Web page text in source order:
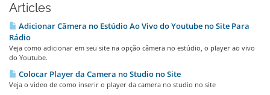
Articles
Adicionar Câmera no Estúdio Ao Vivo do Youtube no Site Para
Rádio
Veja como adicionar em seu site na opção câmera no estúdio, o player ao vivo
do Youtube.
Colocar Player da Camera no Studio no Site
Veja o video de como inserir o player da camera no studio no site